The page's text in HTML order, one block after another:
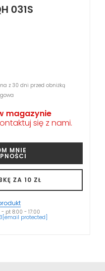
031S
z 30 dni przed obniżką
magazynie
się z nami.
MNIE
ZA 10 ZŁ
pt 8:00 - 17:00
[email protected]